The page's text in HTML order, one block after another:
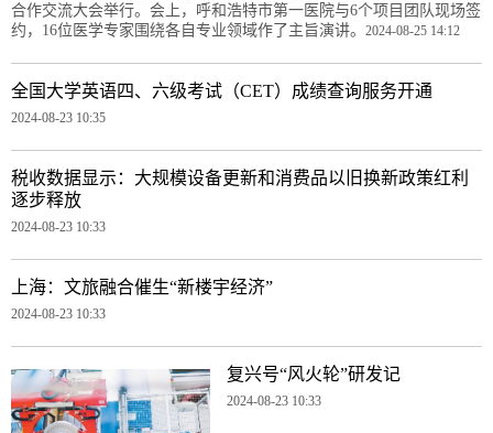
合作交流大会举行。会上，呼和浩特市第一医院与6个项目团队现场签
约，16位医学专家围绕各自专业领域作了主旨演讲。 2024-08-25 14:12
全国大学英语四、六级考试（CET）成绩查询服务开通
2024-08-23 10:35
税收数据显示：大规模设备更新和消费品以旧换新政策红利
逐步释放
2024-08-23 10:33
上海：文旅融合催生“新楼宇经济”
2024-08-23 10:33
复兴号“风火轮”研发记
2024-08-23 10:33